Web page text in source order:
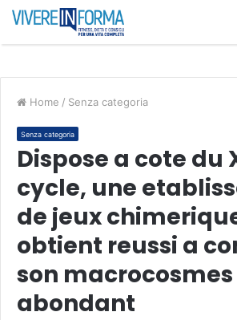
Home / Senza categoria
Senza categoria
Dispose a cote du
cycle, une
de jeux
obtient reussi a
son macrocosmes
abondant